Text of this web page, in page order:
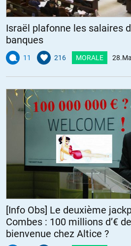
Israël plafonne les salaires
banques
11 216 MORALE
[Info Obs] Le deuxième
Combes : 100 millions d’€
bienvenue chez Altice ?